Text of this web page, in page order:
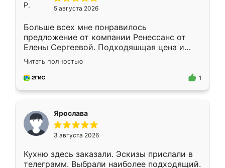
5 августа 2026
Больше всех мне понравилось
предложение от компании Ренессанс от
Елены Сергеевой. Подходяшщая цена и
короткие сроки изготовления. Приехавший
для замера сотрудник Владислав
предложил по моему эскизу самый
Читать полностью
1
Ярослава
3 августа 2026
Кухню здесь заказали. Эскизы прислали в
телеграмм. Выбрали наиболее подходящий.